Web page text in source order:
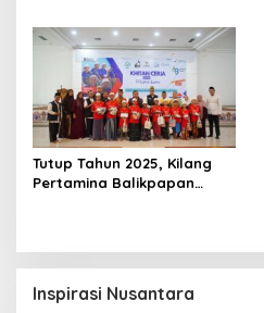
Indonesia Green Awards
2026
Tutup Tahun 2025, Kilang
Pertamina Balikpapan
Inspirasi Nusantara